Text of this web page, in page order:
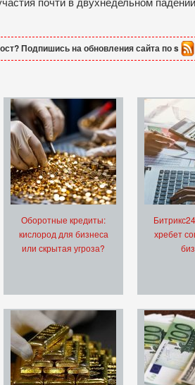
Подпишись на обновления сайта по s
Оборотные кредиты:
кислород для бизнеса
или скрытая угроза?
хребет